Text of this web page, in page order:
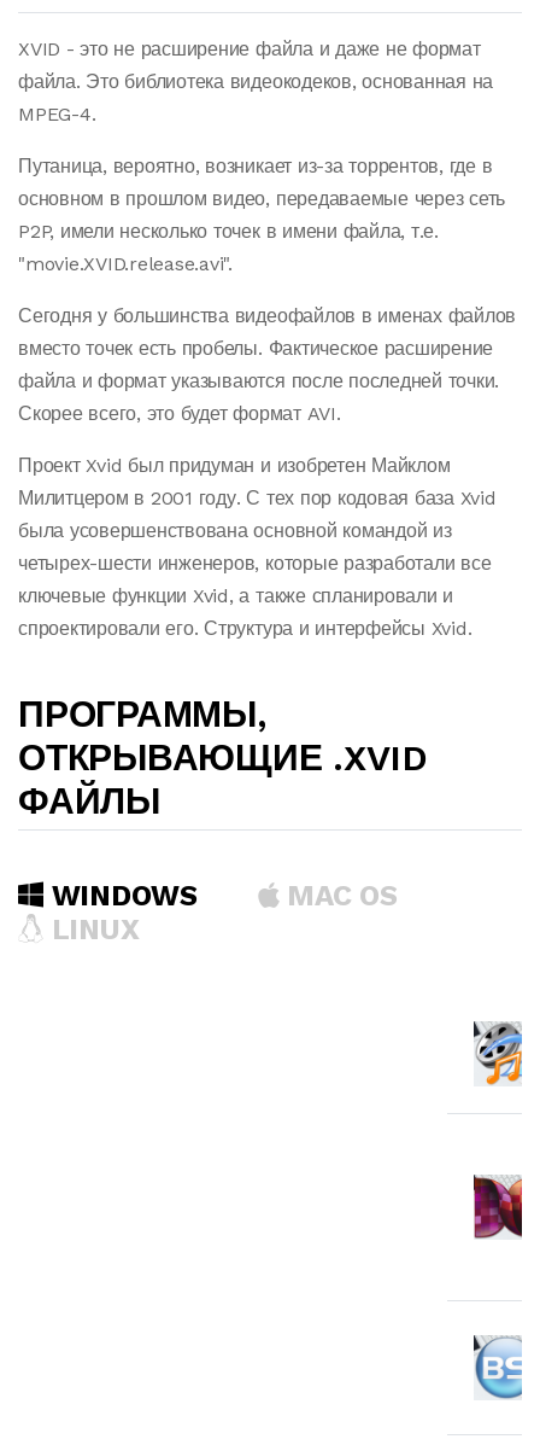
XVID - это не расширение файла и даже не формат
файла. Это библиотека видеокодеков, основанная на
MPEG-4.
Путаница, вероятно, возникает из-за торрентов, где в
основном в прошлом видео, передаваемые через сеть
P2P, имели несколько точек в имени файла, т.е.
"movie.XVID.release.avi".
Сегодня у большинства видеофайлов в именах файлов
вместо точек есть пробелы. Фактическое расширение
файла и формат указываются после последней точки.
Скорее всего, это будет формат AVI.
Проект Xvid был придуман и изобретен Майклом
Милитцером в 2001 году. С тех пор кодовая база Xvid
была усовершенствована основной командой из
четырех-шести инженеров, которые разработали все
ключевые функции Xvid, а также спланировали и
спроектировали его. Структура и интерфейсы Xvid.
ПРОГРАММЫ,
ОТКРЫВАЮЩИЕ .XVID
ФАЙЛЫ
WINDOWS
MAC OS
LINUX